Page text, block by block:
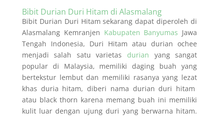
Bibit Durian Duri Hitam di Alasmalang
Bibit Durian Duri Hitam sekarang dapat diperoleh di
Alasmalang Kemranjen Kabupaten Banyumas Jawa
Tengah Indonesia, Duri Hitam atau durian ochee
menjadi salah satu varietas durian yang sangat
popular di Malaysia, memiliki daging buah yang
bertekstur lembut dan memiliki rasanya yang lezat
khas duria hitam, diberi nama durian duri hitam
atau black thorn karena memang buah ini memiliki
kulit luar dengan ujung duri yang berwarna hitam.